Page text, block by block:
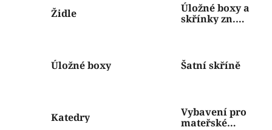
Židle
Úložné boxy a
skřínky zn.
Úložné boxy Šatní skříně
Katedry
Vybavení pro
mateřské